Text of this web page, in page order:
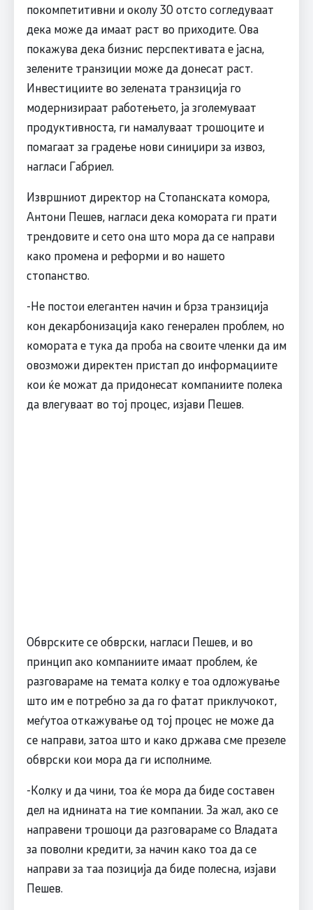
покомпетитивни и околу 30 отсто согледуваат
дека може да имаат раст во приходите. Ова
покажува дека бизнис перспективата е јасна,
зелените транзиции може да донесат раст.
Инвестициите во зелената транзиција го
модернизираат работењето, ја зголемуваат
продуктивноста, ги намалуваат трошоците и
помагаат за градење нови синиџири за извоз,
нагласи Габриел.
Извршниот директор на Стопанската комора,
Антони Пешев, нагласи дека комората ги прати
трендовите и сето она што мора да се направи
како промена и реформи и во нашето
стопанство.
-Не постои елегантен начин и брза транзиција
кон декарбонизација како генерален проблем, но
комората е тука да проба на своите членки да им
овозможи директен пристап до информациите
кои ќе можат да придонесат компаниите полека
да влегуваат во тој процес, изјави Пешев.
Обврските се обврски, нагласи Пешев, и во
принцип ако компаниите имаат проблем, ќе
разговараме на темата колку е тоа одложување
што им е потребно за да го фатат приклучокот,
меѓутоа откажување од тој процес не може да
се направи, затоа што и како држава сме презеле
обврски кои мора да ги исполниме.
-Колку и да чини, тоа ќе мора да биде составен
дел на иднината на тие компании. За жал, ако се
направени трошоци да разговараме со Владата
за поволни кредити, за начин како тоа да се
направи за таа позиција да биде полесна, изјави
Пешев.